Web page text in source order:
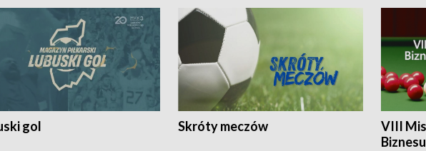
gol Skróty meczów
VIII